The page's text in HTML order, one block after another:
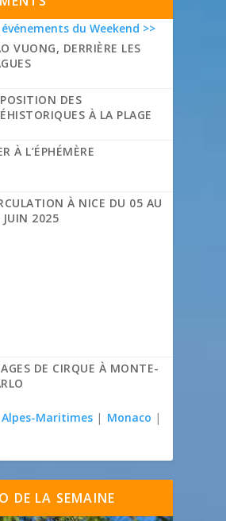
du Weekend >>
VUONG, DERRIÈRE LES
DES
À LA PLAGE
À L’ÉPHÉMÈRE
À NICE DU 05 AU
JUIN 2025
DE CIRQUE À MONTE-
Alpes-Maritimes | Monaco |
DE LA SEMAINE